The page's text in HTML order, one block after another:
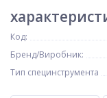
Код:
Бренд/Виробник:
Тип специнструмента